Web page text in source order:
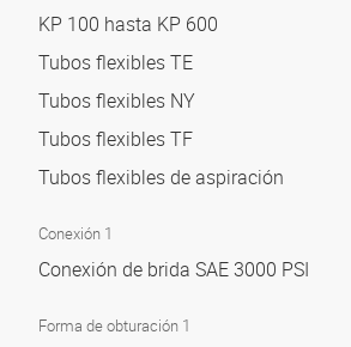
KP 100 hasta KP 600
Tubos flexibles TE
Tubos flexibles NY
Tubos flexibles TF
Tubos flexibles de aspiración
Conexión 1
Conexión de brida SAE 3000 PSI
Forma de obturación 1